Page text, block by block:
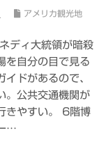
アメリカ観光地
ィ大統領が暗殺
を自分の目で見る
イドがあるので、
。公共交通機関が
きやすい。 6階博
…